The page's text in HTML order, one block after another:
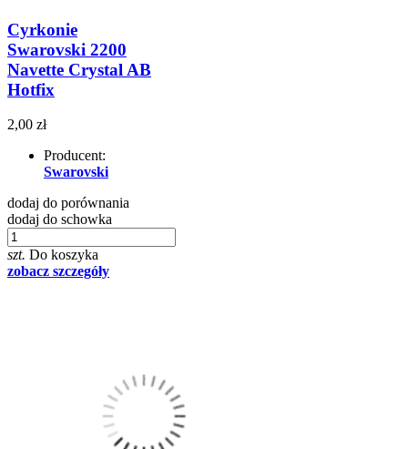
Cyrkonie
Swarovski 2200
Navette Crystal AB
Hotfix
2,00 zł
Producent:
Swarovski
dodaj do porównania
dodaj do schowka
szt. Do koszyka
zobacz szczegóły